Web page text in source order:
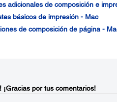
adicionales de composición e
básicos de impresión - Mac
de composición de página -
¡Gracias por tus comentarios!